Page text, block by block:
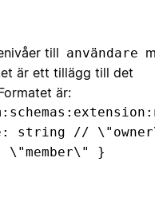
till användare
är ett tillägg till det
är:
string //
\"member\" }